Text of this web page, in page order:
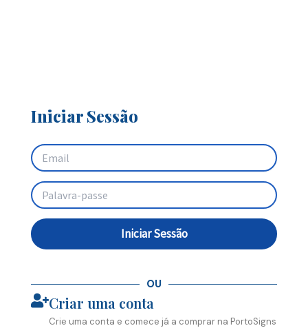
Iniciar Sessão
Iniciar Sessão
OU
Criar uma conta
Crie uma conta e comece já a comprar na PortoSigns